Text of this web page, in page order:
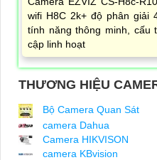
wifi H8C 2k+ độ phân giải
tính năng thông minh, cấu
cập linh hoạt
THƯƠNG HIỆU
Bộ Camera Quan Sát
camera Dahua
Camera HIKVISON
camera KBvision